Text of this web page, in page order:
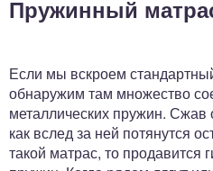
Пружинный
Если мы вскроем
обнаружим там множество
металлических пружин.
как вслед за ней потянутся
такой матрас, то продавится